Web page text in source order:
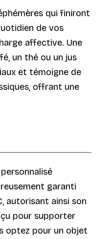
qui finiront
de vos
affective. Une
un thé ou un jus
et témoigne de
offrant une
garanti
autorisant ainsi son
pour supporter
optez pour un objet